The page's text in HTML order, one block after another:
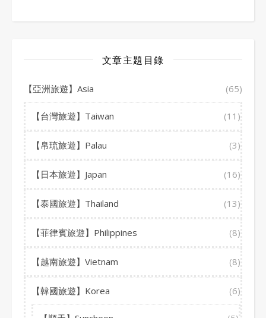
文章主題目錄
【亞洲旅遊】Asia (65)
【台灣旅遊】Taiwan (11)
【帛琉旅遊】Palau (3)
【日本旅遊】Japan (16)
【泰國旅遊】Thailand (13)
【菲律賓旅遊】Philippines (8)
【越南旅遊】Vietnam (8)
【韓國旅遊】Korea (6)